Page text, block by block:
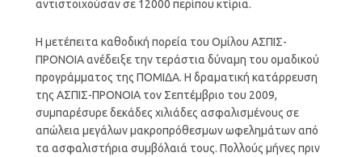
αντιστοιχούσαν σε 12000 περίπου κτίρια.
Η μετέπειτα καθοδική πορεία του Ομίλου ΑΣΠΙΣ-
ΠΡΟΝΟΙΑ ανέδειξε την τεράστια δύναμη του ομαδικού
προγράμματος της ΠΟΜΙΔΑ. Η δραματική κατάρρευση
της ΑΣΠΙΣ-ΠΡΟΝΟΙΑ τον Σεπτέμβριο του 2009,
συμπαρέσυρε δεκάδες χιλιάδες ασφαλισμένους σε
απώλεια μεγάλων μακροπρόθεσμων ωφελημάτων από
τα ασφαλιστήρια συμβόλαιά τους. Πολλούς μήνες πριν